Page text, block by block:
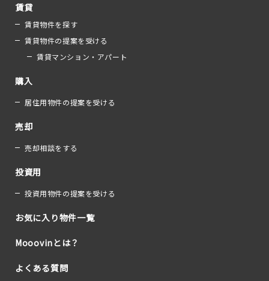
賃貸
賃貸物件を探す
賃貸物件の提案を受ける
賃貸マンション・アパート
購入
居住用物件の提案を受ける
売却
売却相談をする
投資用
投資用物件の提案を受ける
お気に入り物件一覧
Mooovinとは？
よくある質問